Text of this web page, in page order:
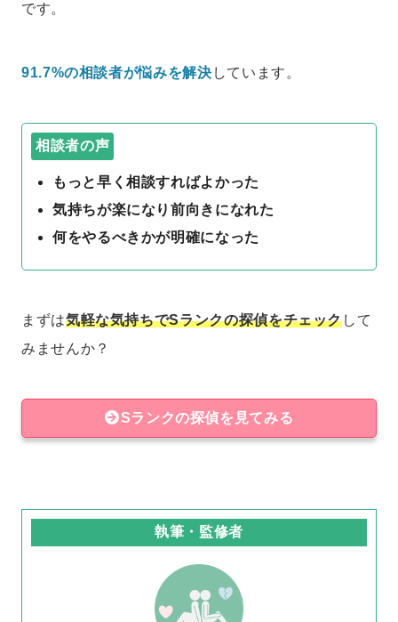
です。
91.7%の相談者が悩みを解決 しています。
相談者の声
もっと早く相談すればよかった
気持ちが楽になり前向きになれた
何をやるべきかが明確になった
まずは気軽な気持ちでSランクの探偵をチェックして
みませんか？
Sランクの探偵を見てみる
執筆・監修者